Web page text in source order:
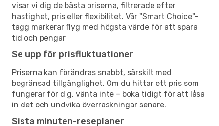
visar vi dig de bästa priserna, filtrerade efter
hastighet, pris eller flexibilitet. Vår "Smart Choice"-
tagg markerar flyg med högsta värde för att spara
tid och pengar.
Se upp för prisfluktuationer
Priserna kan förändras snabbt, särskilt med
begränsad tillgänglighet. Om du hittar ett pris som
fungerar för dig, vänta inte – boka tidigt för att låsa
in det och undvika överraskningar senare.
Sista minuten-reseplaner